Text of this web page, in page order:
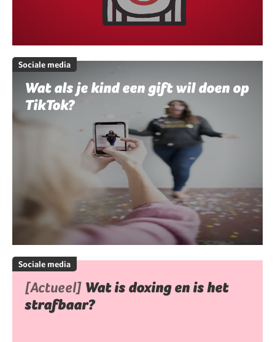
Sociale media
Wat als je kind een gift wil doen op
TikTok?
Sociale media
[Actueel] Wat is doxing en is het
strafbaar?